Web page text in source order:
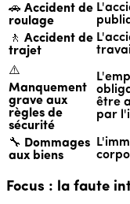
🚗 Accident de
roulage
🚶 Accident de
trajet
travail
⚠️
Manquement
grave aux
règles de
sécurité
être
par
🔧 Dommages
aux biens
Focus : la faute